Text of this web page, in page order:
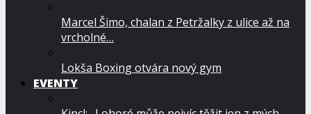
Marcel Šimo, chalan z Petržalky z ulice až na
vrcholné…
Lokša Boxing otvára nový gym
EVENTY